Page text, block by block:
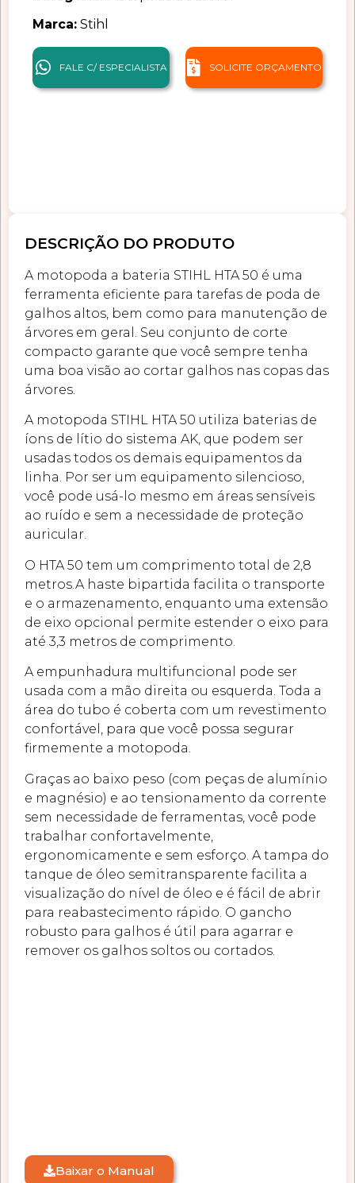
Marca: Stihl
FALE C/ ESPECIALISTA SOLICITE ORÇAMENTO
DESCRIÇÃO DO PRODUTO
A motopoda a bateria STIHL HTA 50 é uma
ferramenta eficiente para tarefas de poda de
galhos altos, bem como para manutenção de
árvores em geral. Seu conjunto de corte
compacto garante que você sempre tenha
uma boa visão ao cortar galhos nas copas das
árvores.
A motopoda STIHL HTA 50 utiliza baterias de
íons de lítio do sistema AK, que podem ser
usadas todos os demais equipamentos da
linha. Por ser um equipamento silencioso,
você pode usá-lo mesmo em áreas sensíveis
ao ruído e sem a necessidade de proteção
auricular.
O HTA 50 tem um comprimento total de 2,8
metros.A haste bipartida facilita o transporte
e o armazenamento, enquanto uma extensão
de eixo opcional permite estender o eixo para
até 3,3 metros de comprimento.
A empunhadura multifuncional pode ser
usada com a mão direita ou esquerda. Toda a
área do tubo é coberta com um revestimento
confortável, para que você possa segurar
firmemente a motopoda.
Graças ao baixo peso (com peças de alumínio
e magnésio) e ao tensionamento da corrente
sem necessidade de ferramentas, você pode
trabalhar confortavelmente,
ergonomicamente e sem esforço. A tampa do
tanque de óleo semitransparente facilita a
visualização do nível de óleo e é fácil de abrir
para reabastecimento rápido. O gancho
robusto para galhos é útil para agarrar e
remover os galhos soltos ou cortados.
Baixar o Manual